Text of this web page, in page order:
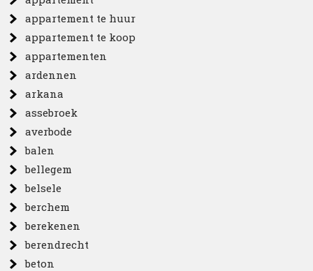
appartement te huur
appartement te koop
appartementen
ardennen
arkana
assebroek
averbode
balen
bellegem
belsele
berchem
berekenen
berendrecht
beton